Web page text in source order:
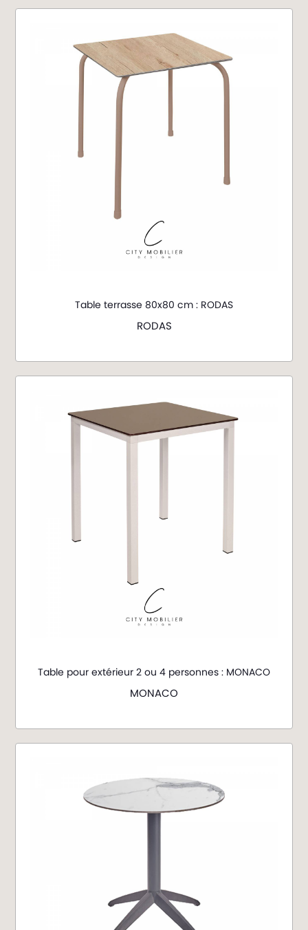
Table terrasse 80x80 cm : RODAS
RODAS
Table pour extérieur 2 ou 4 personnes : MONACO
MONACO